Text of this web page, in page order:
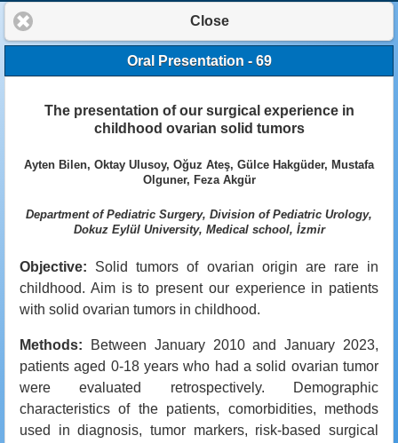
Close
Oral Presentation - 69
The presentation of our surgical experience in
childhood ovarian solid tumors
Ayten Bilen, Oktay Ulusoy, Oğuz Ateş, Gülce Hakgüder, Mustafa
Olguner, Feza Akgür
Department of Pediatric Surgery, Division of Pediatric Urology,
Dokuz Eylül University, Medical school, İzmir
Objective: Solid tumors of ovarian origin are rare in
childhood. Aim is to present our experience in patients
with solid ovarian tumors in childhood.
Methods: Between January 2010 and January 2023,
patients aged 0-18 years who had a solid ovarian tumor
were evaluated retrospectively. Demographic
characteristics of the patients, comorbidities, methods
used in diagnosis, tumor markers, risk-based surgical